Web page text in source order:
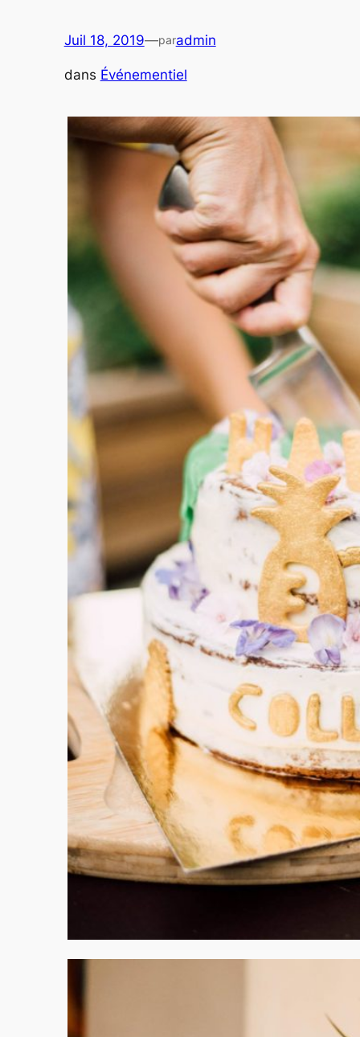
Juil 18, 2019—paradmin
dans Événementiel